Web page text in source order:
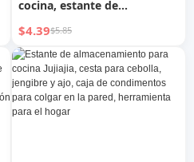
cocina, estante de
almacenamiento sin
perforaciones, para colgar
en la pared, para el hogar,
escurridor, herramienta para
colgar en el fregadero
$4.39$5.85